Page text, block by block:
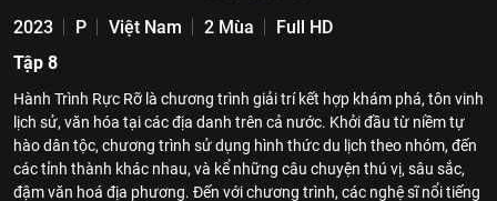
2023 P Việt Nam 2 Mùa
Full HD
Tập 8
Hành Trình Rực Rỡ là chương trình giải trí kết hợp khám phá, tôn vinh
lịch sử, văn hóa tại các địa danh trên cả nước. Khởi đầu từ niềm tự
hào dân tộc, chương trình sử dụng hình thức du lịch theo nhóm, đến
các tỉnh thành khác nhau, và kể những câu chuyện thú vị, sâu sắc,
đậm văn hoá địa phương. Đến với chương trình, các nghệ sĩ nổi tiếng